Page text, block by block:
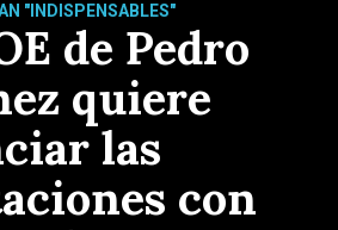
"INDISPENSABLES"
de Pedro
quiere
las
con